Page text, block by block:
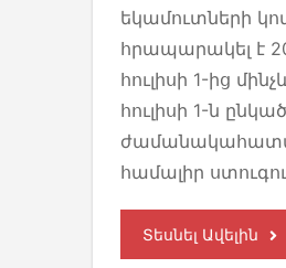
եկամուտների
հրապարակել է
հուլիսի 1-ից
հուլիսի 1-ն ընկած
համալիր
Տեսնել Ավելին